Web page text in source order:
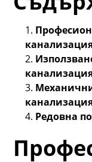
Редовна